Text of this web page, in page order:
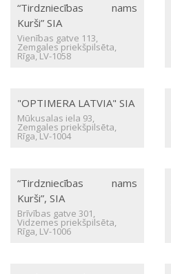
“Tirdzniecības nams
Kurši” SIA
Vienības gatve 113,
Zemgales priekšpilsēta,
Rīga, LV-1058
"OPTIMERA LATVIA" SIA
Mūkusalas iela 93,
Zemgales priekšpilsēta,
Rīga, LV-1004
“Tirdzniecības nams
Kurši”, SIA
Brīvības gatve 301,
Vidzemes priekšpilsēta,
Rīga, LV-1006